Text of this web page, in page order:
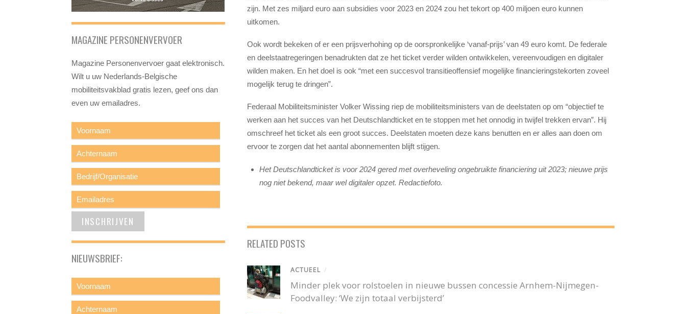
zijn. Met zes miljard euro aan subsidies voor 2023 en 2024 zou het tekort op 400 miljoen euro kunnen
uitkomen.
Ook wordt bekeken of er een prijsverhohing op de oorspronkelijke ‘vanaf-prijs’ van 49 euro komt. De federale
en deelstaatregeringen benadrukten dat ze het ticket verder wilden ontwikkelen, vereenvoudigen en digitaler
wilden maken. En het doel is ook “met een succesvol transitieoffensief mogelijke financieringstekorten zoveel
mogelijk terug te dringen”.
Federaal Mobiliteitsminister Volker Wissing riep de mobiliteitsministers van de deelstaten op om “objectief te
werken aan het succes van het Deutschlandticket en te stoppen met het onnodig in twijfel trekken ervan”. Hij
omschreef het ticket als een groot succes. Deelstaten moeten deze kans benutten en er alles aan doen om
ervoor te zorgen dat het aantal abonnementen blijft stijgen.
Het Deutschlandticket is voor 2024 gered met overheveling ongebruikte financiering uit 2023; nieuwe prijs
nog niet bekend, maar wel digitaler opzet. Redactiefoto.
RELATED POSTS
ACTUEEL /
Minder plek voor rolstoelen in nieuwe bussen concessie Arnhem-Nijmegen-
Foodvalley: ‘We zijn totaal verbijsterd’
MAGAZINE PERSONENVERVOER
Magazine Personenvervoer gaat elektronisch.
Wilt u uw Nederlands-Belgische
mobiliteitsvakblad gratis lezen, geef ons dan
even uw emailadres.
NIEUWSBRIEF: